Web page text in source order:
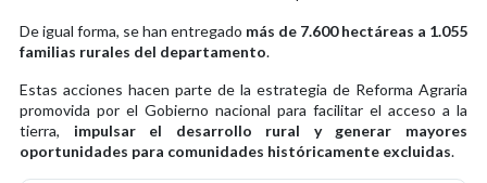
De igual forma, se han entregado más de 7.600 hectáreas a 1.055
familias rurales del departamento.
Estas acciones hacen parte de la estrategia de Reforma Agraria
promovida por el Gobierno nacional para facilitar el acceso a la
tierra, impulsar el desarrollo rural y generar mayores
oportunidades para comunidades históricamente excluidas.